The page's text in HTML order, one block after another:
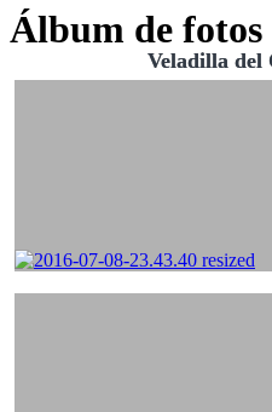
Álbum de fotos
Veladilla del